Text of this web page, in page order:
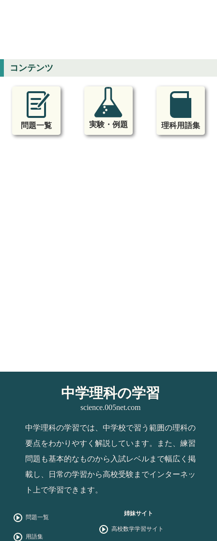
コンテンツ
問題一覧 実験・例題 理科用語集
中学理科の学習
science.005net.com
中学理科の学習では、中学校で習う範囲の理科の
要点をわかりやすく解説しています。また、練習
問題も基本的なものから入試レベルまで幅広く掲
載し、日常の学習から高校受験までインターネッ
ト上で学習できます。
問題一覧
用語集
姉妹サイト
高校数学学習サイト